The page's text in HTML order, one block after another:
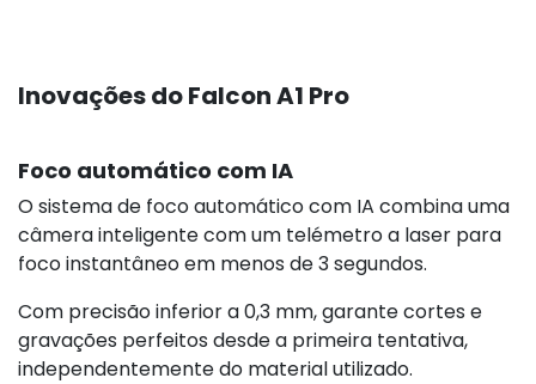
Inovações do Falcon A1 Pro
Foco automático com IA
O sistema de foco automático com IA combina uma
câmera inteligente com um telémetro a laser para
foco instantâneo em menos de 3 segundos.
Com precisão inferior a 0,3 mm, garante cortes e
gravações perfeitos desde a primeira tentativa,
independentemente do material utilizado.